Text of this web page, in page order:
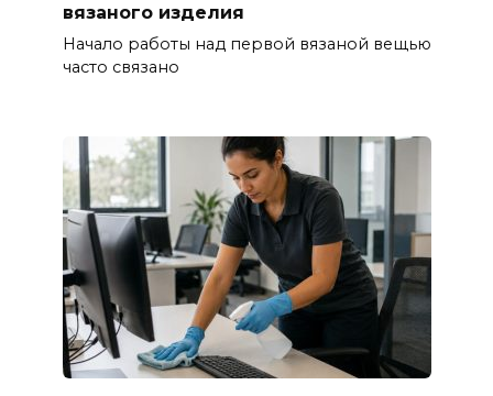
вязаного изделия
Начало работы над первой вязаной вещью
часто связано